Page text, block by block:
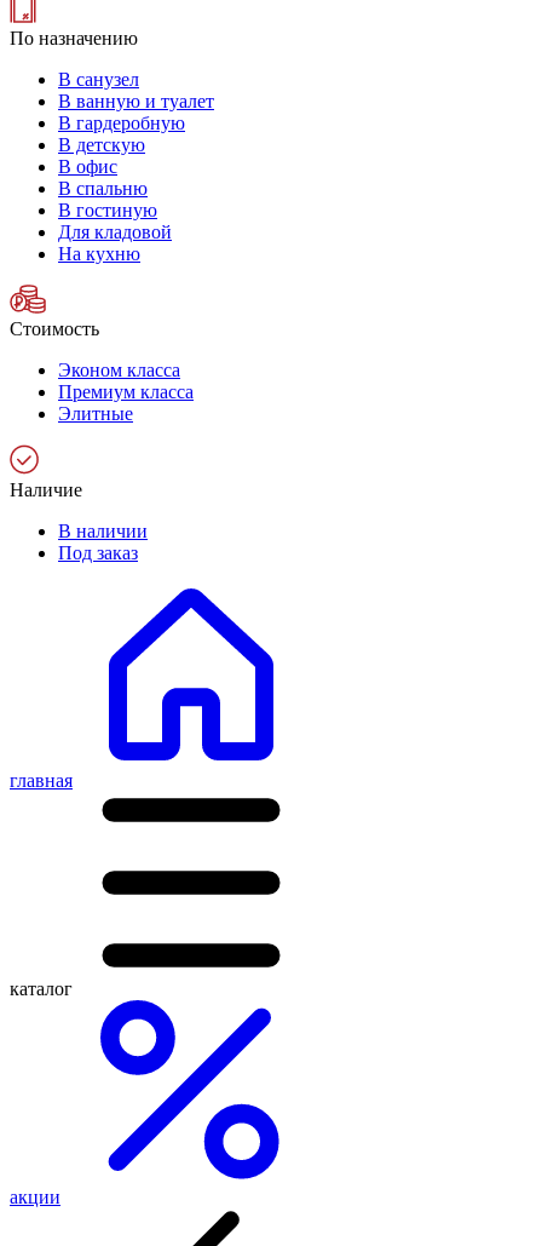
По назначению
В санузел
В ванную и туалет
В гардеробную
В детскую
В офис
В спальню
В гостиную
Для кладовой
На кухню
Стоимость
Эконом класса
Премиум класса
Элитные
Наличие
В наличии
Под заказ
главная
каталог
акции